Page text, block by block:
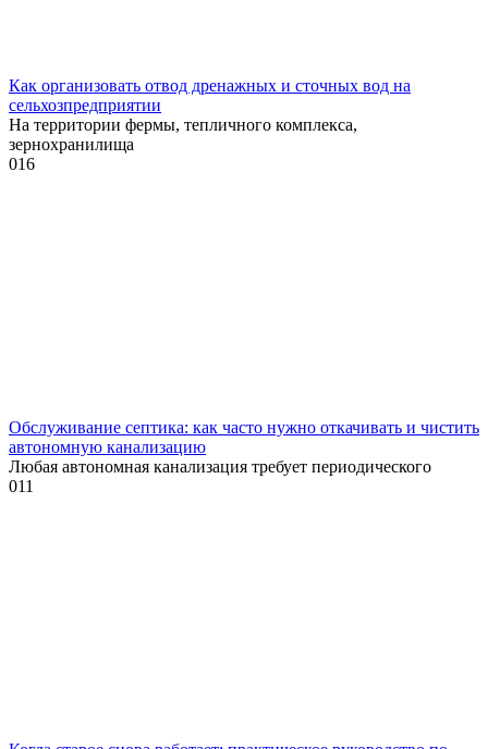
Как организовать отвод дренажных и сточных вод на
сельхозпредприятии
На территории фермы, тепличного комплекса,
зернохранилища
016
Обслуживание септика: как часто нужно откачивать и чистить
автономную канализацию
Любая автономная канализация требует периодического
011